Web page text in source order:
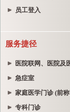
员工登入
服务捷径
医院联网、医院及
急症室
家庭医学门诊 (前
专科门诊